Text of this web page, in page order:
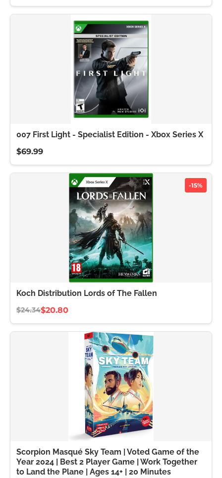
007 First Light - Specialist Edition - Xbox Series X
$69.99
-15%
Koch Distribution Lords of The Fallen
$24.34$20.80
Scorpion Masqué Sky Team | Voted Game of the
Year 2024 | Best 2 Player Game | Work Together
to Land the Plane | Ages 14+ | 20 Minutes